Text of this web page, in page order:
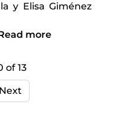
y Elisa Giménez
more
of 13
Next